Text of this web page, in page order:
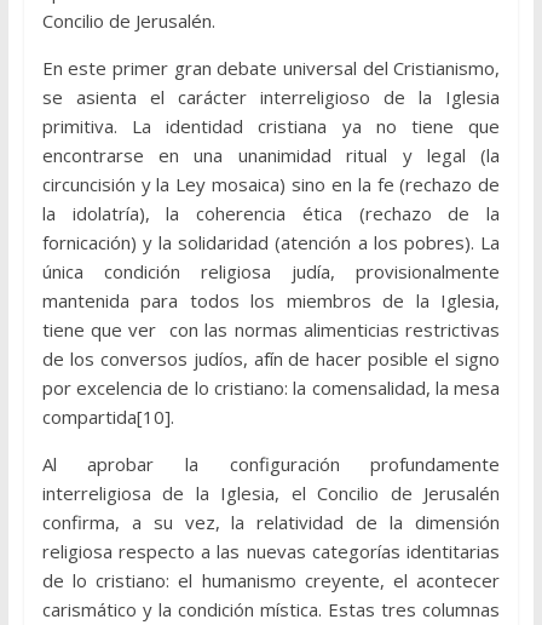
Concilio de Jerusalén.
En este primer gran debate universal del Cristianismo,
se asienta el carácter interreligioso de la Iglesia
primitiva. La identidad cristiana ya no tiene que
encontrarse en una unanimidad ritual y legal (la
circuncisión y la Ley mosaica) sino en la fe (rechazo de
la idolatría), la coherencia ética (rechazo de la
fornicación) y la solidaridad (atención a los pobres). La
única condición religiosa judía, provisionalmente
mantenida para todos los miembros de la Iglesia,
tiene que ver con las normas alimenticias restrictivas
de los conversos judíos, afín de hacer posible el signo
por excelencia de lo cristiano: la comensalidad, la mesa
compartida[10].
Al aprobar la configuración profundamente
interreligiosa de la Iglesia, el Concilio de Jerusalén
confirma, a su vez, la relatividad de la dimensión
religiosa respecto a las nuevas categorías identitarias
de lo cristiano: el humanismo creyente, el acontecer
carismático y la condición mística. Estas tres columnas